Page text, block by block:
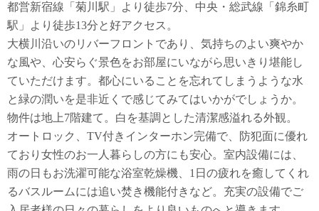
都営新宿線「菊川駅」より徒歩7分、中央・総武線「錦糸町
駅」より徒歩13分と好アクセス。
大横川沿いのリバーフロントであり、気持ちのよい爽やか
な風や、心安らぐ景色をお部屋にいながら思いきり堪能し
ていただけます。都心にいることを忘れてしまうような水
と緑の潤いを是非近くで感じてみてはいかがでしょうか。
物件は地上7階建て。白を基調とした清潔感溢れる外観。
オートロック、TV付きインターホン完備で、防犯面に優れ
ており女性のお一人暮らしの方にも安心。室内設備には、
雨の日もお洗濯可能な浴室乾燥機、1日の疲れを癒してくれ
るバスルームには追い焚き機能付きなど。充実の設備でご